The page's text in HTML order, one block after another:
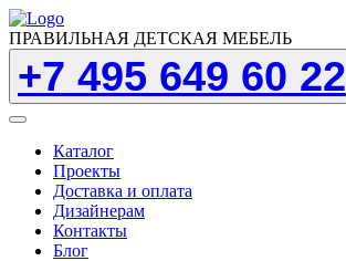
ПРАВИЛЬНАЯ ДЕТСКАЯ МЕБЕЛЬ
+7 495 649 60 22
Каталог
Проекты
Доставка и оплата
Дизайнерам
Контакты
Блог